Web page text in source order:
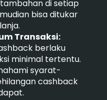
di setiap
bisa ditukar
Transaksi:
berlaku
minimal tertentu.
syarat-
cashback